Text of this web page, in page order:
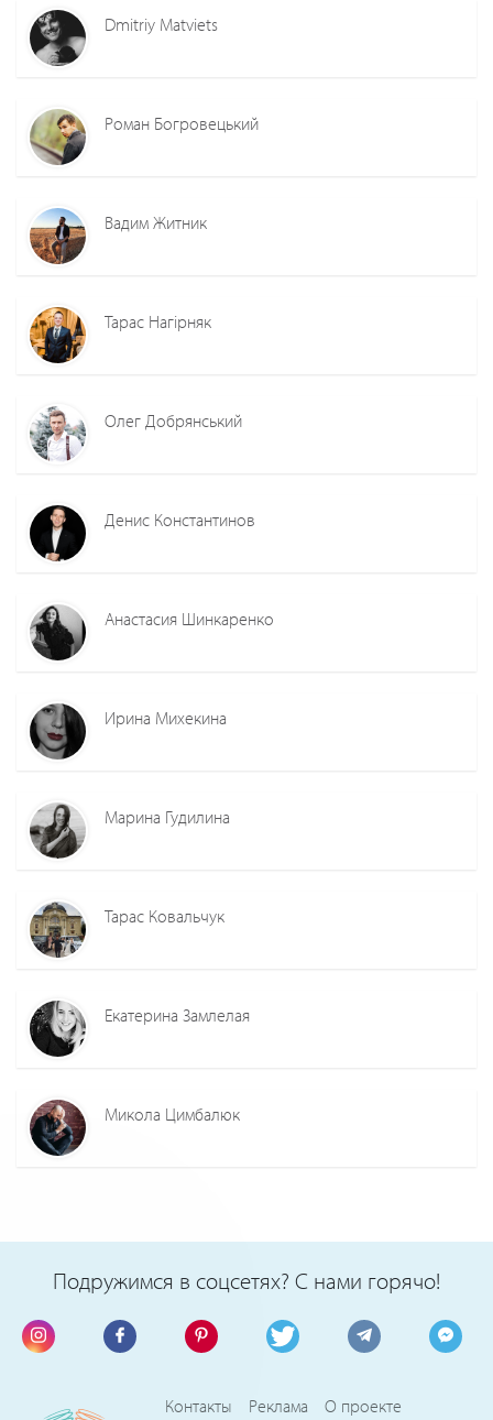
Dmitriy Matviets
Роман Богровецький
Вадим Житник
Тарас Нагірняк
Олег Добрянський
Денис Константинов
Анастасия Шинкаренко
Ирина Михекина
Марина Гудилина
Тарас Ковальчук
Екатерина Замлелая
Микола Цимбалюк
Подружимся в соцсетях? С нами горячо!
Контакты Реклама О проекте